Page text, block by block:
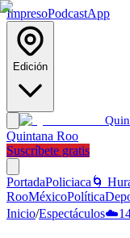
ImpresoPodcastApp
Edición
Quintana Roo
Suscríbete gratis
PortadaPoliciaca 🌀
RooMéxicoPolítica
Inicio/Espectáculos☁️